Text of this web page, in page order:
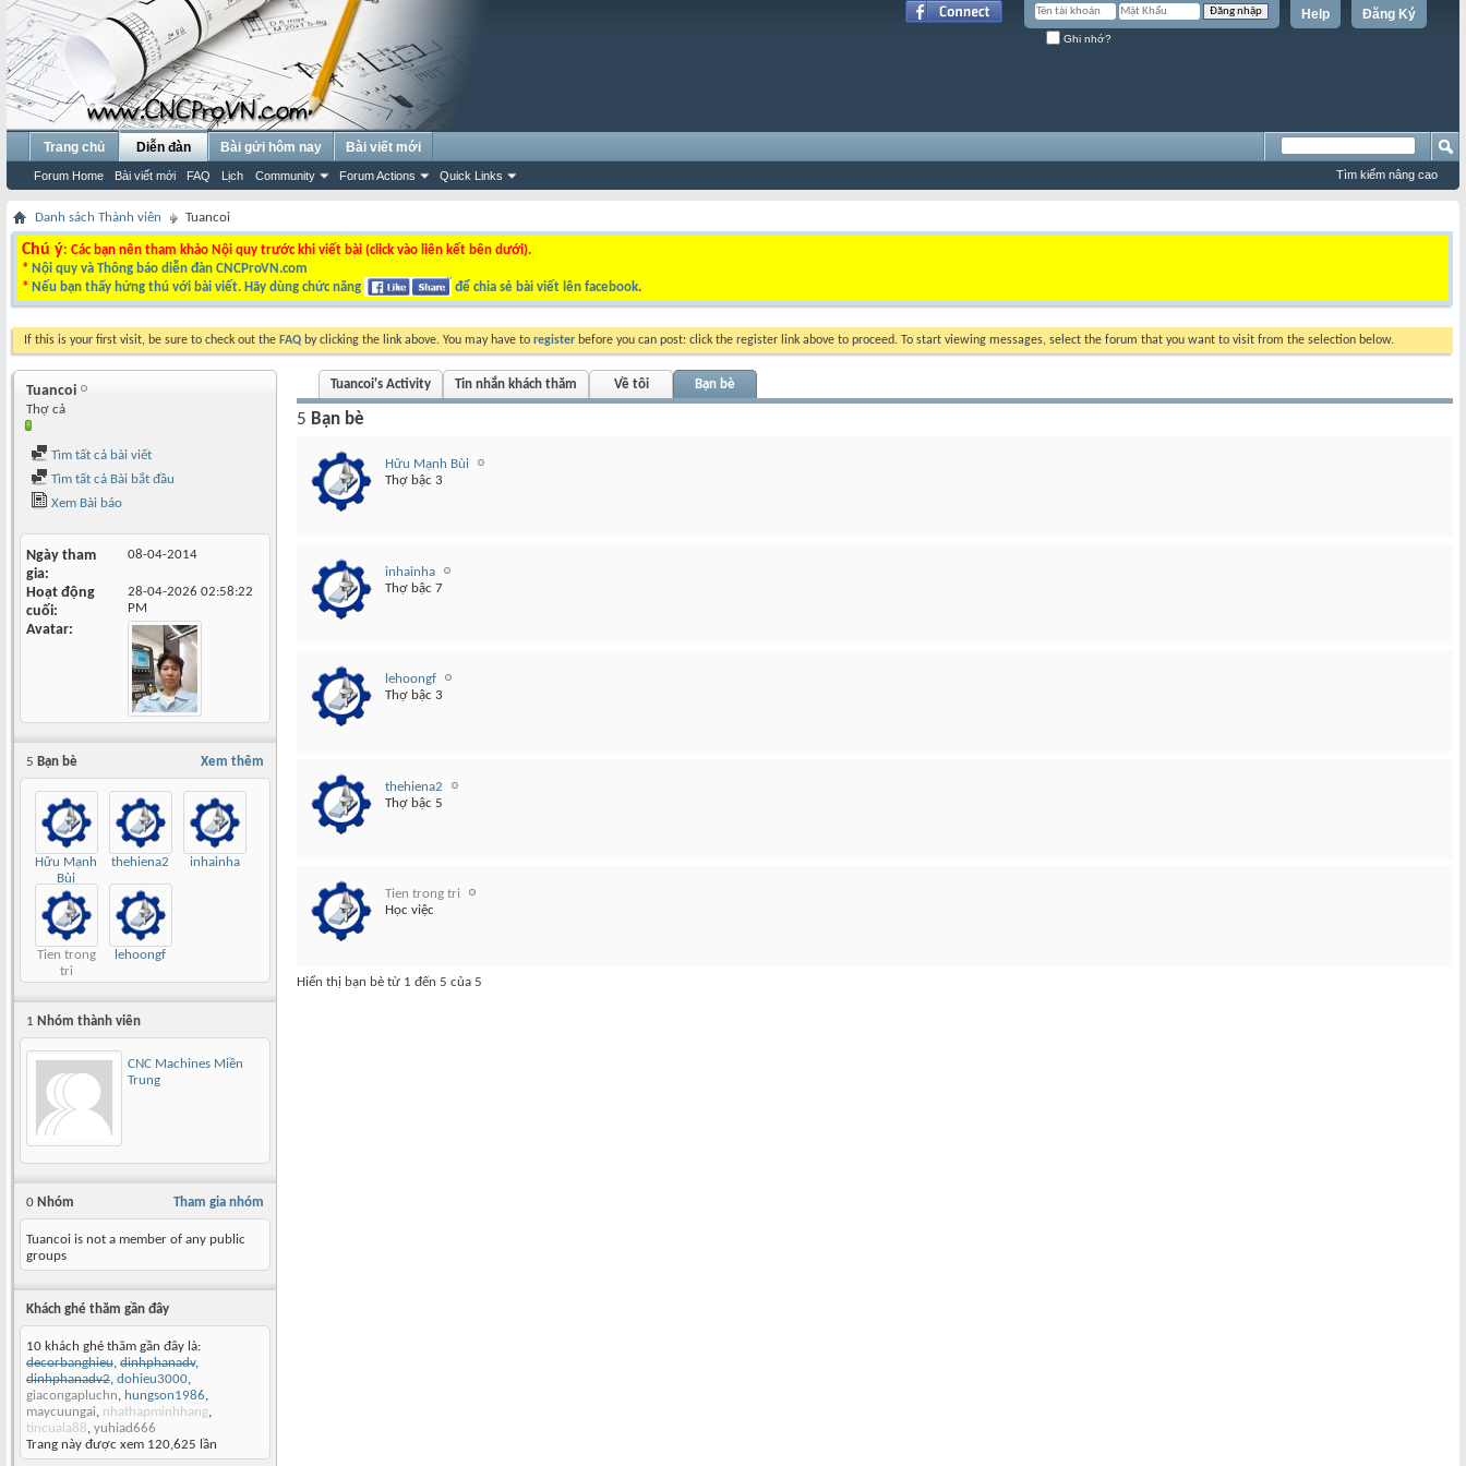
Đăng Ký
Help
Ghi nhớ?
Trang chủ Diễn đàn
Forum Home Bài viết mới FAQ Lịch Community Forum Actions Quick Links
Bài gửi hôm nay Bài viết mới
Tìm kiếm nâng cao
Danh sách Thành viên Tuancoi
Chú ý: Các bạn nên tham khảo Nội quy trước khi viết bài (click vào liên kết bên dưới).
* Nội quy và Thông báo diễn đàn CNCProVN.com
* Nếu bạn thấy hứng thú với bài viết. Hãy dùng chức năng để chia sẻ bài viết lên facebook.
If this is your first visit, be sure to check out the FAQ by clicking the link above. You may have to register before you can post: click the register link above to proceed. To start viewing messages, select the forum that you want to visit from the selection below.
Tuancoi
Thợ cả
Tìm tất cả bài viết
Tìm tất cả Bài bắt đầu
Xem Bài báo
Ngày tham
gia
08-04-2014
Hoạt động
cuối
28-04-2026 02:58:22
PM
Avatar
Xem thêm
5 Bạn bè
Hữu Mạnh
Bùi
thehiena2 inhainha
Tien trong
tri
lehoongf
1 Nhóm thành viên
CNC Machines Miền
Trung
Tham gia nhóm
0 Nhóm
Tuancoi is not a member of any public
groups
Khách ghé thăm gần đây
10 khách ghé thăm gần đây là:
decorbanghieu, dinhphanadv,
dinhphanadv2, dohieu3000,
giacongapluchn, hungson1986,
maycuungai, nhathapminhhang,
tincuala88, yuhiad666
Trang này được xem 120,625 lần
Tuancoi's Activity Tin nhắn khách thăm Về tôi Bạn bè
5 Bạn bè
Hữu Mạnh Bùi
Thợ bậc 3
inhainha
Thợ bậc 7
lehoongf
Thợ bậc 3
thehiena2
Thợ bậc 5
Tien trong tri
Học việc
Hiển thị bạn bè từ 1 đến 5 của 5